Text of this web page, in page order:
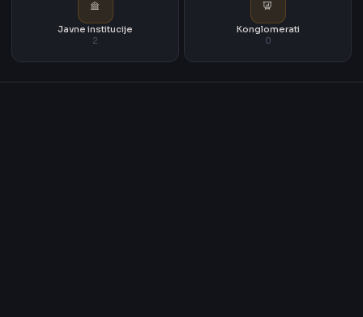
Javne institucije
2
Konglomerati
0